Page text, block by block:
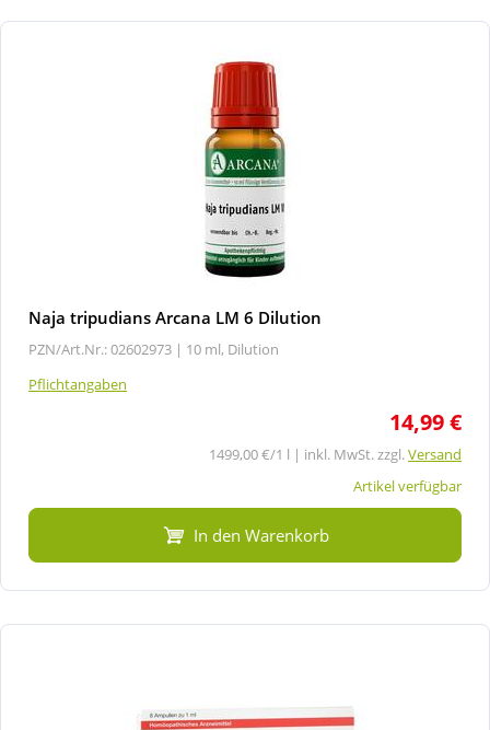
Naja tripudians Arcana LM 6 Dilution
PZN/Art.Nr.: 02602973 | 10 ml, Dilution
Pflichtangaben
14,99 €
1499,00 €/1 l | inkl. MwSt. zzgl.Versand
Artikel verfügbar
In den Warenkorb